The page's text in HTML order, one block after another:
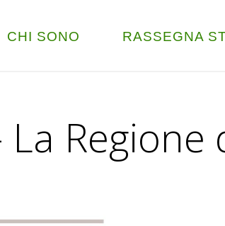
CHI SONO RASSEGNA